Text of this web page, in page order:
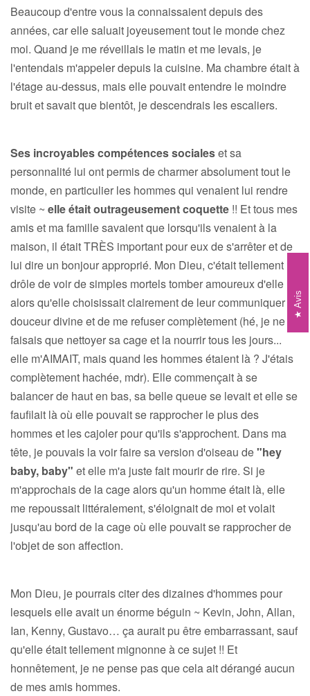
Beaucoup d'entre vous la connaissaient depuis des
années, car elle saluait joyeusement tout le monde chez
moi. Quand je me réveillais le matin et me levais, je
l'entendais m'appeler depuis la cuisine. Ma chambre était à
l'étage au-dessus, mais elle pouvait entendre le moindre
bruit et savait que bientôt, je descendrais les escaliers.
Ses incroyables compétences socialeset sa
personnalité lui ont permis de charmer absolument tout le
monde, en particulier les hommes qui venaient lui rendre
visite ~ elle était outrageusement coquette !! Et tous mes
amis et ma famille savaient que lorsqu'ils venaient à la
maison, il était TRÈS important pour eux de s'arrêter et de
lui dire un bonjour approprié. Mon Dieu, c'était tellement
drôle de voir de simples mortels tomber amoureux d'elle
alors qu'elle choisissait clairement de leur communiquer sa
douceur divine et de me refuser complètement (hé, je ne
faisais que nettoyer sa cage et la nourrir tous les jours...
elle m'AIMAIT, mais quand les hommes étaient là ? J'étais
complètement hachée, mdr). Elle commençait à se
balancer de haut en bas, sa belle queue se levait et elle se
faufilait là où elle pouvait se rapprocher le plus des
hommes et les cajoler pour qu'ils s'approchent. Dans ma
tête, je pouvais la voir faire sa version d'oiseau de"hey
baby, baby" et elle m'a juste fait mourir de rire. Si je
m'approchais de la cage alors qu'un homme était là, elle
me repoussait littéralement, s'éloignait de moi et volait
jusqu'au bord de la cage où elle pouvait se rapprocher de
l'objet de son affection.
Mon Dieu, je pourrais citer des dizaines d'hommes pour
lesquels elle avait un énorme béguin ~ Kevin, John, Allan,
Ian, Kenny, Gustavo… ça aurait pu être embarrassant, sauf
qu'elle était tellement mignonne à ce sujet !! Et
honnêtement, je ne pense pas que cela ait dérangé aucun
de mes amis hommes.
Avis